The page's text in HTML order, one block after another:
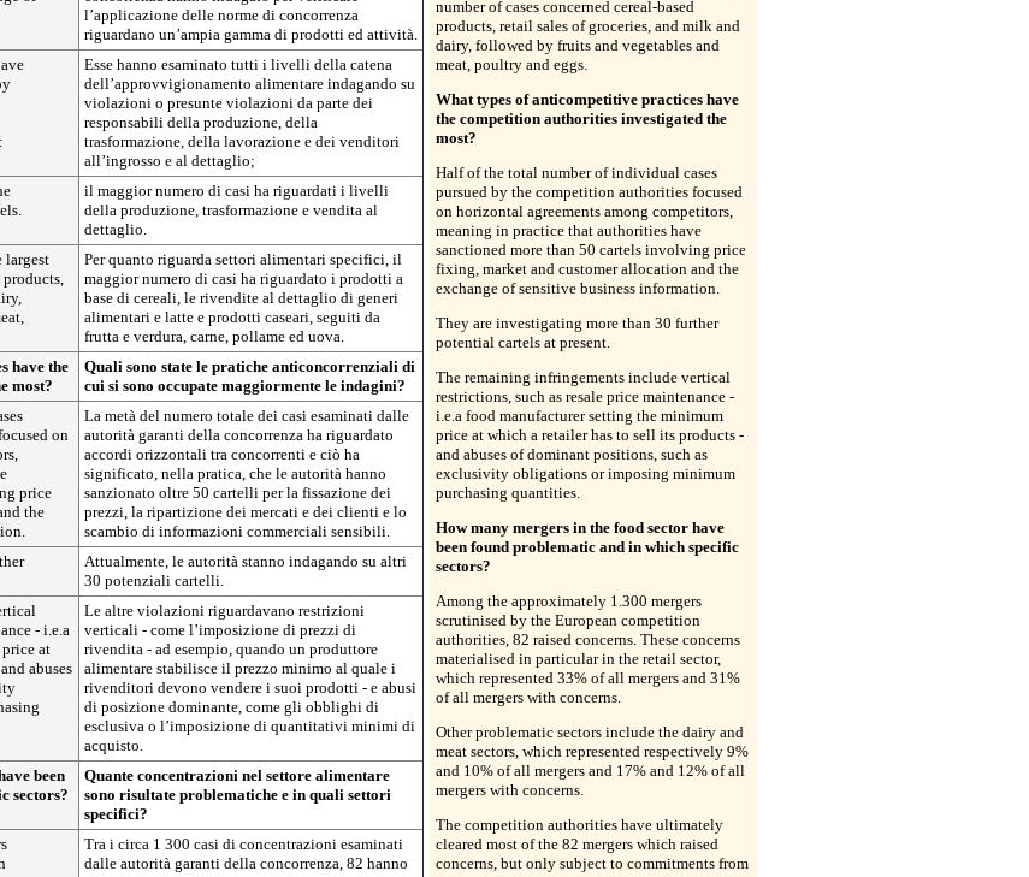
l’applicazione delle norme di concorrenza
riguardano un’ampia gamma di prodotti ed attività.
Esse hanno esaminato tutti i livelli della catena
dell’approvvigionamento alimentare indagando su
violazioni o presunte violazioni da parte dei
responsabili della produzione, della
trasformazione, della lavorazione e dei venditori
all’ingrosso e al dettaglio;
il maggior numero di casi ha riguardati i livelli
della produzione, trasformazione e vendita al
dettaglio.
largest
Per quanto riguarda settori alimentari specifici, il
maggior numero di casi ha riguardato i prodotti a
base di cereali, le rivendite al dettaglio di generi
alimentari e latte e prodotti caseari, seguiti da
frutta e verdura, carne, pollame ed uova.
have the
most?
Quali sono state le pratiche anticoncorrenziali di
cui si sono occupate maggiormente le indagini?
on
price
the
La metà del numero totale dei casi esaminati dalle
autorità garanti della concorrenza ha riguardato
accordi orizzontali tra concorrenti e ciò ha
significato, nella pratica, che le autorità hanno
sanzionato oltre 50 cartelli per la fissazione dei
prezzi, la ripartizione dei mercati e dei clienti e lo
scambio di informazioni commerciali sensibili.
Attualmente, le autorità stanno indagando su altri
30 potenziali cartelli.
- i.e.a
at
abuses
Le altre violazioni riguardavano restrizioni
verticali - come l’imposizione di prezzi di
rivendita - ad esempio, quando un produttore
alimentare stabilisce il prezzo minimo al quale i
rivenditori devono vendere i suoi prodotti - e abusi
di posizione dominante, come gli obblighi di
esclusiva o l’imposizione di quantitativi minimi di
acquisto.
been
sectors?
Quante concentrazioni nel settore alimentare
sono risultate problematiche e in quali settori
specifici?
Tra i circa 1 300 casi di concentrazioni esaminati
dalle autorità garanti della concorrenza, 82 hanno
number of cases concerned cereal-based
products, retail sales of groceries, and milk and
dairy, followed by fruits and vegetables and
meat, poultry and eggs.
What types of anticompetitive practices have
the competition authorities investigated the
most?
Half of the total number of individual cases
pursued by the competition authorities focused
on horizontal agreements among competitors,
meaning in practice that authorities have
sanctioned more than 50 cartels involving price
fixing, market and customer allocation and the
exchange of sensitive business information.
They are investigating more than 30 further
potential cartels at present.
The remaining infringements include vertical
restrictions, such as resale price maintenance -
i.e.a food manufacturer setting the minimum
price at which a retailer has to sell its products -
and abuses of dominant positions, such as
exclusivity obligations or imposing minimum
purchasing quantities.
How many mergers in the food sector have
been found problematic and in which specific
sectors?
Among the approximately 1.300 mergers
scrutinised by the European competition
authorities, 82 raised concerns. These concerns
materialised in particular in the retail sector,
which represented 33% of all mergers and 31%
of all mergers with concerns.
Other problematic sectors include the dairy and
meat sectors, which represented respectively 9%
and 10% of all mergers and 17% and 12% of all
mergers with concerns.
The competition authorities have ultimately
cleared most of the 82 mergers which raised
concerns, but only subject to commitments from